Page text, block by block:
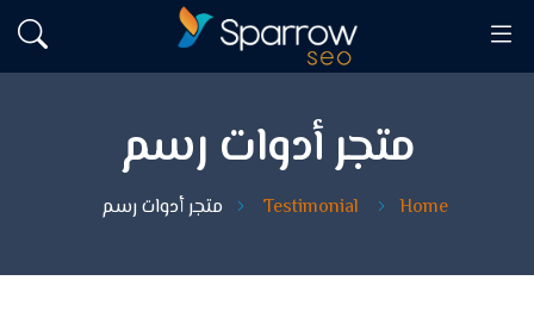
متجر أدوات رسم
Home
Testimonial متجر أدوات رسم